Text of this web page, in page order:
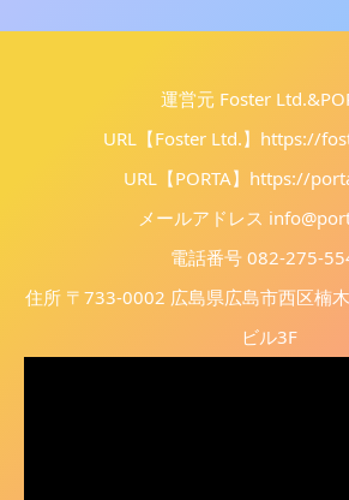
運営元 Foster
URL【Foster Ltd.】 https://
URL【PORTA】 https://
メールアドレス
電話番号 082-275-
住所 〒733-0002 広島県広島市西区楠
ビル3F